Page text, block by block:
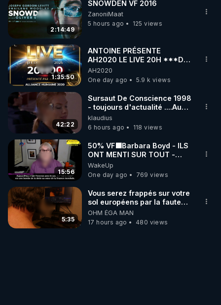
2:14:49
SNOWDEN VF 2016
ZanoniMaat
5 hours ago
125 views
1:35:50
ANTOINE PRÉSENTE
AH2020 LE LIVE 20H ***DU
06/08/2026***
AH2020
One day ago
5.9 k views
42:22
Sursaut De Conscience 1998
- toujours d'actualité ....Au
Dela Du Réel
klaudius
6 hours ago
118 views
15:56
50% VF🟩Barbara Boyd - ILS
ONT MENTI SUR TOUT -
Jocelyne Traduction
WakeUp
One day ago
769 views
5:35
Vous serez frappés sur votre
sol européens par la faute
des dirigeants qui s'en
mettent dans le nez
OHM ÉGA MAN
17 hours ago
480 views